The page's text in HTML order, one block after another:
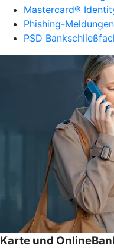
Mastercard®
Phishing-Meldungen
PSD
Karte und